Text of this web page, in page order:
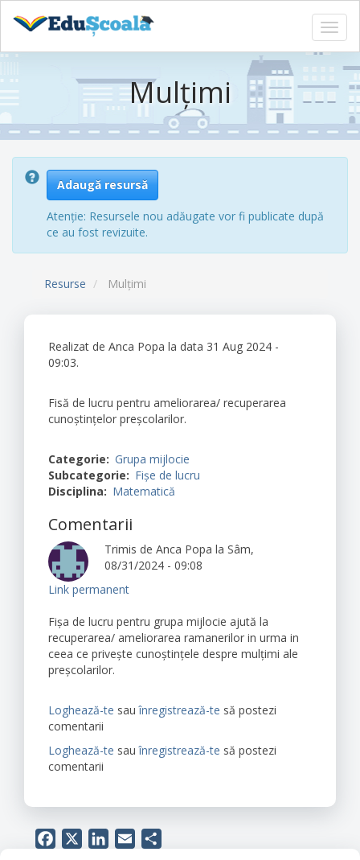
Sari
conținutul
principal
Mulțimi
Adaugă resursă
Atenție: Resursele nou adăugate vor fi publicate după
ce au fost revizuite.
Resurse Mulțimi
Realizat de Anca Popa la data 31 Aug 2024 -
09:03.
Fisă de lucru pentru ameliorarea/ recuperarea
cunoștințelor preșcolarilor.
Categorie
Grupa mijlocie
Subcategorie
Fișe de lucru
Disciplina
Matematică
Comentarii
Trimis de Anca Popa la Sâm,
08/31/2024 - 09:08
Link permanent
Fișa de lucru pentru grupa mijlocie ajută la
recuperarea/ ameliorarea ramanerilor in urma in
ceea ce privește cunoștințele despre mulțimi ale
preșcolarilor.
Loghează-te sauînregistrează-te să postezi
comentarii
Loghează-te sauînregistrează-te să postezi
comentarii
Facebook LinkedIn
Email